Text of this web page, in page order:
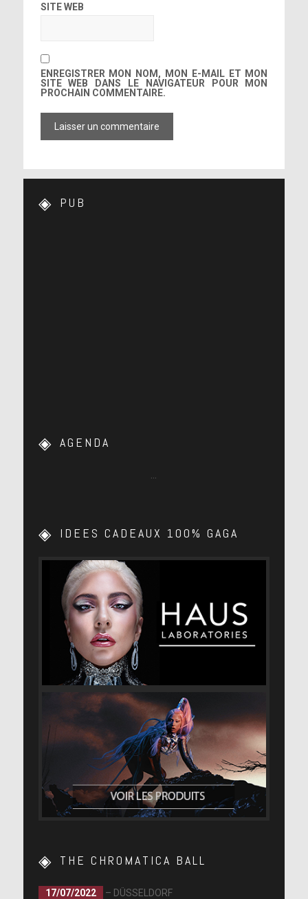
SITE WEB
ENREGISTRER MON NOM, MON E-MAIL ET MON
SITE WEB DANS LE NAVIGATEUR POUR MON
PROCHAIN COMMENTAIRE.
PUB
AGENDA
…
IDEES CADEAUX 100% GAGA
THE CHROMATICA BALL
17/07/2022
– DÜSSELDORF